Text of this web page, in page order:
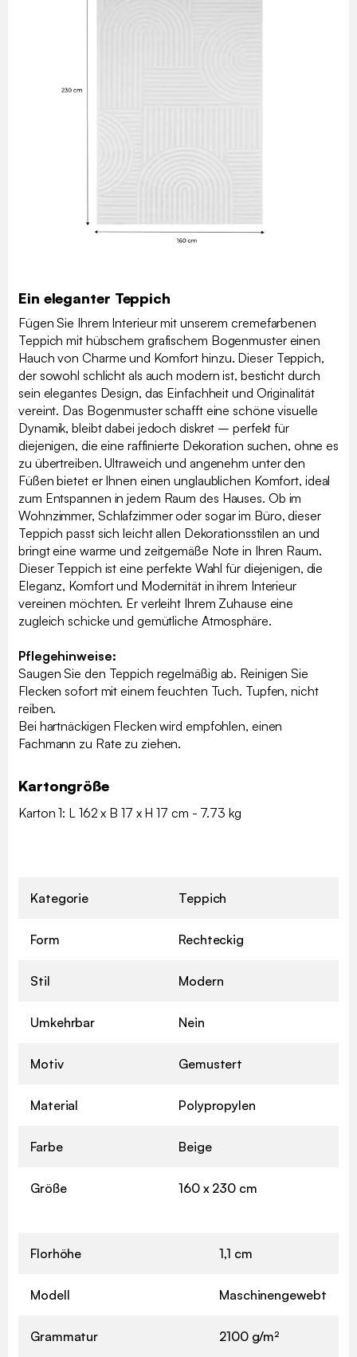
Ein eleganter Teppich
Fügen Sie Ihrem Interieur mit unserem cremefarbenen
Teppich mit hübschem grafischem Bogenmuster einen
Hauch von Charme und Komfort hinzu. Dieser Teppich,
der sowohl schlicht als auch modern ist, besticht durch
sein elegantes Design, das Einfachheit und Originalität
vereint. Das Bogenmuster schafft eine schöne visuelle
Dynamik, bleibt dabei jedoch diskret – perfekt für
diejenigen, die eine raffinierte Dekoration suchen, ohne es
zu übertreiben. Ultraweich und angenehm unter den
Füßen bietet er Ihnen einen unglaublichen Komfort, ideal
zum Entspannen in jedem Raum des Hauses. Ob im
Wohnzimmer, Schlafzimmer oder sogar im Büro, dieser
Teppich passt sich leicht allen Dekorationsstilen an und
bringt eine warme und zeitgemäße Note in Ihren Raum.
Dieser Teppich ist eine perfekte Wahl für diejenigen, die
Eleganz, Komfort und Modernität in ihrem Interieur
vereinen möchten. Er verleiht Ihrem Zuhause eine
zugleich schicke und gemütliche Atmosphäre.
Pflegehinweise:
Saugen Sie den Teppich regelmäßig ab. Reinigen Sie
Flecken sofort mit einem feuchten Tuch. Tupfen, nicht
reiben.
Bei hartnäckigen Flecken wird empfohlen, einen
Fachmann zu Rate zu ziehen.
Kartongröße
Karton 1: L 162 x B 17 x H 17 cm - 7.73 kg
Kategorie Teppich
Form Rechteckig
Stil Modern
Umkehrbar Nein
Motiv Gemustert
Material Polypropylen
Farbe Beige
Größe 160 x 230 cm
Florhöhe 1,1 cm
Modell Maschinengewebt
Grammatur 2100 g/m²